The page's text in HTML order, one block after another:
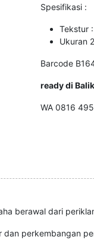
Spesifikasi :
Tekstur
Ukuran
Barcode
ready di
WA 0816
berawal dari
dan perkembangan